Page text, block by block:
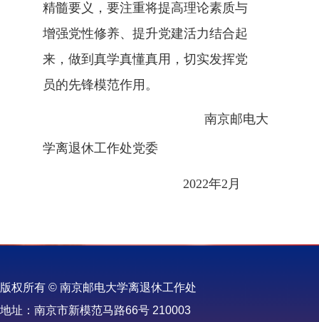
精髓要义，要注重将提高理论素质与
增强党性修养、提升党建活力结合起
来， 做到真学真懂真用 ，切实发挥党
员的先锋模范作用。
南京邮电大
学离退休工作处党委
2022年2 月
版权所有 © 南京邮电大学离退休工作处
地址：南京市新模范马路66号 210003